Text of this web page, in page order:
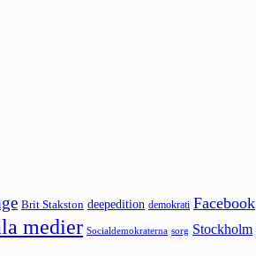
Brit Stakston deepedition demokrati Facebook
medier Socialdemokraterna sorg Stockholm